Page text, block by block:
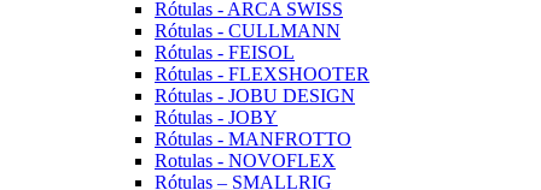
Rótulas - ARCA SWISS
Rótulas - CULLMANN
Rótulas - FEISOL
Rótulas - FLEXSHOOTER
Rótulas - JOBU DESIGN
Rótulas - JOBY
Rótulas - MANFROTTO
Rotulas - NOVOFLEX
Rótulas – SMALLRIG